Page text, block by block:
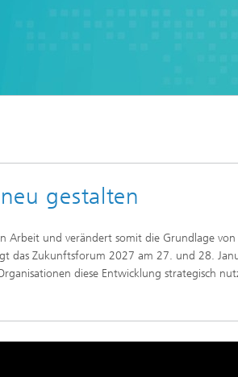
gestalten
Arbeit und verändert somit die Grundlage
das Zukunftsforum 2027 am 27. und 28.
diese Entwicklung strategisch